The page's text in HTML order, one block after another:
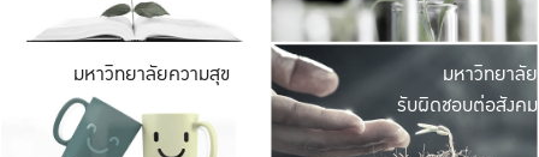
มหาวิทยาลัยความสุข มหาวิ
ค
เปิดประ
และพบเรื่องราวใ
มหาวิทยาลัย
รับผิดชอบต่อสังคม